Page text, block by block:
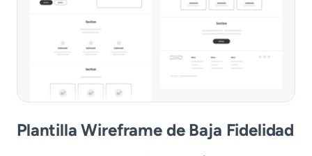
Plantilla Wireframe de Baja Fidelidad